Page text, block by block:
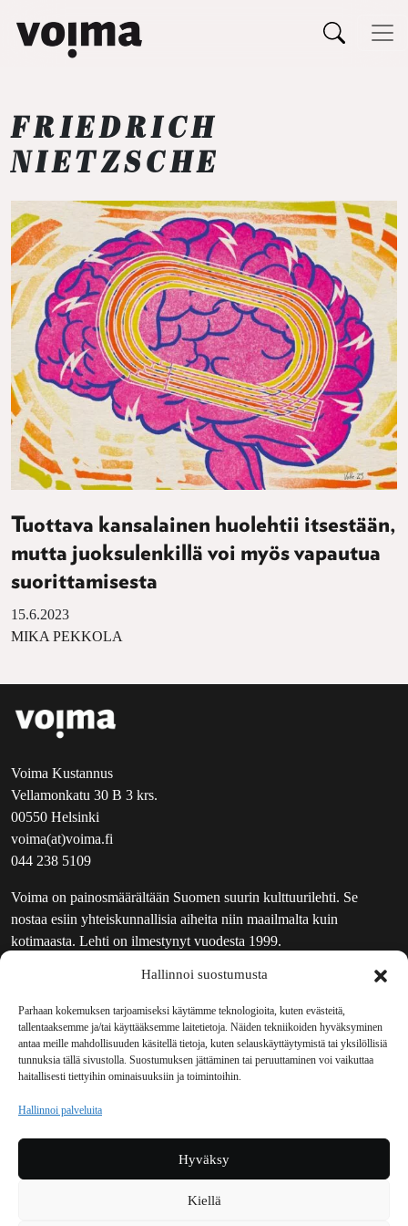
Hallinnoi suostumusta
Parhaan kokemuksen tarjoamiseksi käytämme teknologioita, kuten evästeitä,
tallentaaksemme ja/tai käyttääksemme laitetietoja. Näiden tekniikoiden hyväksyminen
antaa meille mahdollisuuden käsitellä tietoja, kuten selauskäyttäytymistä tai yksilöllisiä
tunnuksia tällä sivustolla. Suostumuksen jättäminen tai peruuttaminen voi vaikuttaa
haitallisesti tiettyihin ominaisuuksiin ja toimintoihin.
Hallinnoi palveluita
Hyväksy
Kiellä
Päävalikko
FRIEDRICH
NIETZSCHE
Tuottava kansalainen huolehtii itsestään,
mutta juoksulenkillä voi myös vapautua
suorittamisesta
15.6.2023
MIKA PEKKOLA
Voima Kustannus
Vellamonkatu 30 B 3 krs.
00550 Helsinki
voima(at)voima.fi
044 238 5109
Voima on painosmäärältään Suomen suurin kulttuurilehti. Se
nostaa esiin yhteiskunnallisia aiheita niin maailmalta kuin
kotimaasta. Lehti on ilmestynyt vuodesta 1999.
UUTISKIRJE
MAINOSTAJILLE
VASTAMAINOKSET
JAKELUPAIKAT
REKISTERISELOSTE
TILAUKSEN PERUUTUSPYYNTÖ
TILAUSOHJEET JA -EHDOT